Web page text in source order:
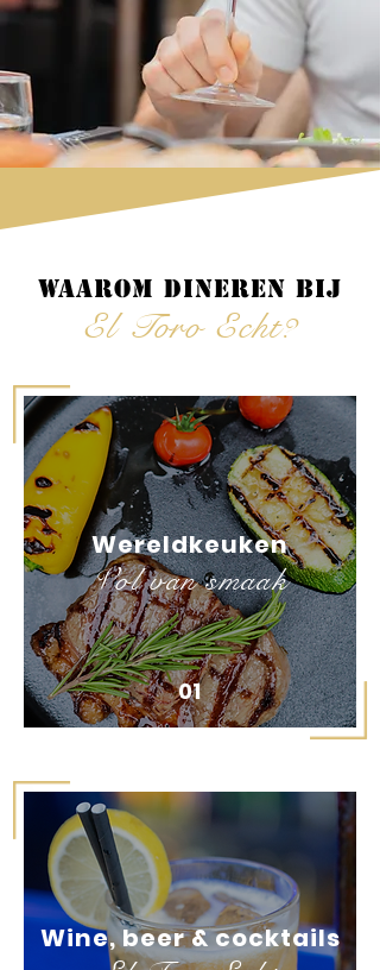
Waarom dineren bij
El Toro Echt?
Wereldkeuken
01
Vol van smaak
Wine, beer & cocktails